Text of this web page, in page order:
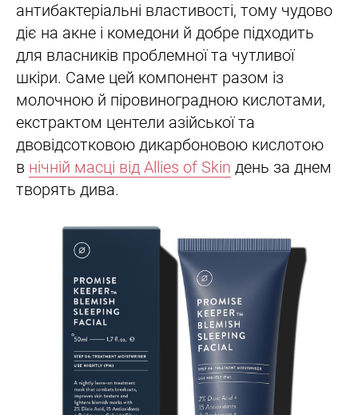
антибактеріальні властивості, тому чудово
діє на акне і комедони й добре підходить
для власників проблемної та чутливої
шкіри. Саме цей компонент разом із
молочною й піровиноградною кислотами,
екстрактом центели азійської та
двовідсотковою дикарбоновою кислотою
в нічній масці від Allies of Skin день за днем
творять дива.